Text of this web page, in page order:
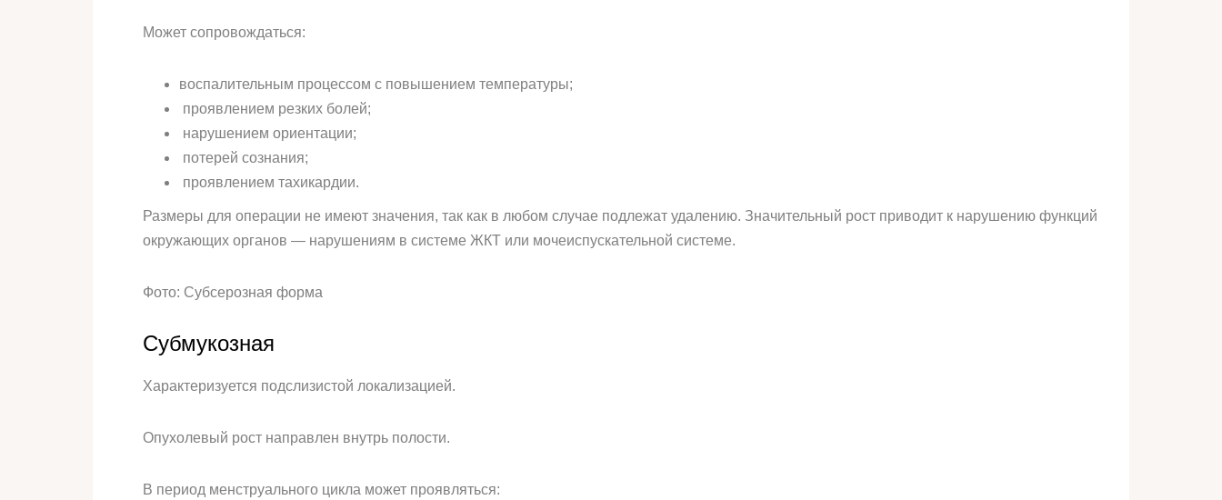
Может сопровождаться:
воспалительным процессом с повышением температуры;
проявлением резких болей;
нарушением ориентации;
потерей сознания;
проявлением тахикардии.
Размеры для операции не имеют значения, так как в любом случае подлежат удалению. Значительный рост приводит к нарушению функций
окружающих органов — нарушениям в системе ЖКТ или мочеиспускательной системе.
Фото: Субсерозная форма
Субмукозная
Характеризуется подслизистой локализацией.
Опухолевый рост направлен внутрь полости.
В период менструального цикла может проявляться: